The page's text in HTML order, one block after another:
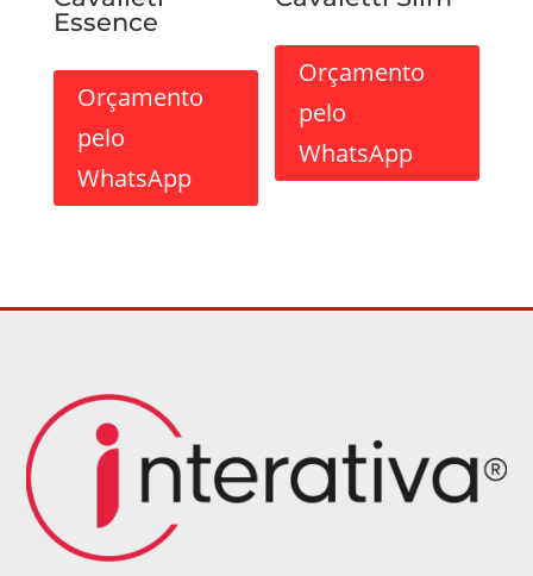
Essence
Orçamento
pelo
WhatsApp
Orçamento
pelo
WhatsApp